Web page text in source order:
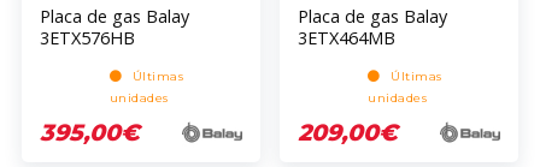
Placa de gas Balay
3ETX576HB
Últimas
unidades
395,00€
Placa de gas Balay
3ETX464MB
Últimas
unidades
209,00€